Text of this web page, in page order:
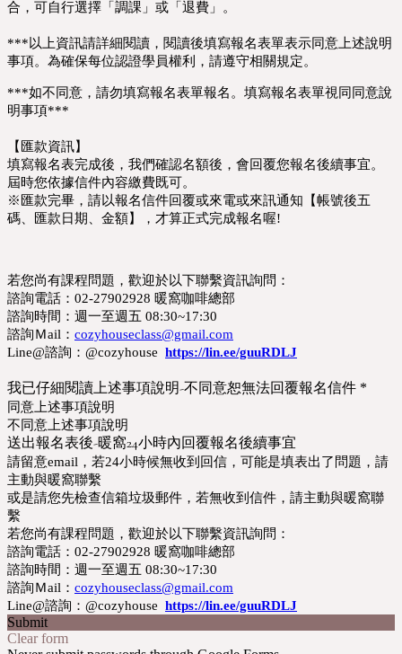
合，可自行選擇「調課」或「退費」。
***以上資訊請詳細閱讀，閱讀後填寫報名表單表示同意上述說明
事項。為確保每位認證學員權利，請遵守相關規定。
***如不同意，請勿填寫報名表單報名。填寫報名表單視同同意說
明事項***
【匯款資訊】
填寫報名表完成後，我們確認名額後，會回覆您報名後續事宜。
屆時您依據信件內容繳費既可。
※匯款完畢，請以報名信件回覆或來電或來訊通知【帳號後五
碼、匯款日期、金額】，才算正式完成報名喔!
若您尚有課程問題，歡迎於以下聯繫資訊詢問：
諮詢電話：02-27902928 暖窩咖啡總部
諮詢時間：週一至週五 08:30~17:30
諮詢Ｍail： cozyhouseclass@gmail.com
Line@諮詢：@cozyhouse https://lin.ee/guuRDLJ
我已仔細閱讀上述事項說明-不同意恕無法回覆報名信件 *
同意上述事項說明
不同意上述事項說明
送出報名表後-暖窩24小時內回覆報名後續事宜
請留意email，若24小時候無收到回信，可能是填表出了問題，請
主動與暖窩聯繫
或是請您先檢查信箱垃圾郵件，若無收到信件，請主動與暖窩聯
繫
若您尚有課程問題，歡迎於以下聯繫資訊詢問：
諮詢電話：02-27902928 暖窩咖啡總部
諮詢時間：週一至週五 08:30~17:30
諮詢Ｍail： cozyhouseclass@gmail.com
Line@諮詢：@cozyhouse https://lin.ee/guuRDLJ
Submit
Clear form